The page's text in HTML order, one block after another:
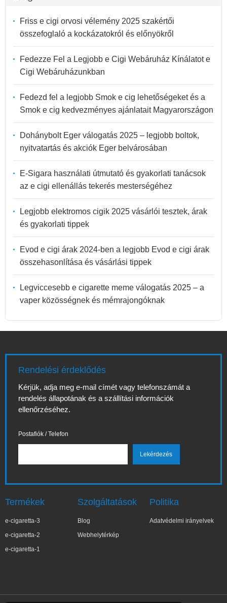
Friss e cigi orvosi vélemény 2025 szakértői
összefoglaló a kockázatokról és előnyökről
Fedezze Fel a Legjobb e Cigi Webáruház Kínálatot e
Cigi Webáruházunkban
Fedezd fel a legjobb Smok e cig lehetőségeket és a
Smok e cig kedvezményes ajánlatait Magyarországon
Dohánybolt Eger válogatás 2025 – legjobb boltok,
nyitvatartás és akciók Eger belvárosában
E-Sigara használati útmutató és gyakorlati tanácsok
az e cigi ellenállás tekerés mesterségéhez
Legjobb elektromos cigik 2025 vásárlói tesztek, árak
és gyakorlati tippek
Evod e cigi árak 2024-ben a legjobb Evod e cigi árak
összehasonlítása és vásárlási tippek
Legviccesebb e cigarette meme válogatás 2025 – a
vaper közösségnek és mémrajongóknak
Rendelési érdeklődés
Kérjük, adja meg e-mail címét vagy telefonszámát a
rendelés állapotának és a szállítási információk
ellenőrzéséhez.
Postafiók / Telefon
Termékek
e-cigaretta-3
e-cigaretta-2
e-cigaretta-1
Szolgáltatások
Blog
Webhelytérkép
Politika
Adatvédelmi irányelvek